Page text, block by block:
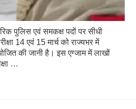
पुलिस एवं समकक्ष पदों पर सीधी
14 एवं 15 मार्च को राज्यभर में
की जानी है। इस एग्जाम में लाखों
…